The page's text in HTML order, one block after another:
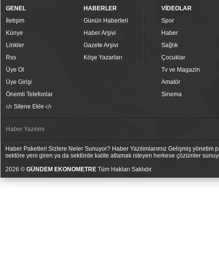
GENEL
İletişim
Künye
Linkler
Rss
Üye Ol
Üye Girişi
Önemli Telefonlar
Sitene Ekle
HABERLER
Günün Haberleri
Haber Arşivi
Gazete Arşivi
Köşe Yazarları
VİDEOLAR
Spor
Haber
Sağlık
Çocuklar
Tv ve Magazin
Amatör
Sinema
Haber Yazılımı
Haber Paketleri Sizlere Neler Sunuyor? Haber Yazılımlarımız Gelişmiş
sektöre yeni giren ya da sektörde kalite atlamak isteyen herkese çözümler
2026 © GÜNDEM EKONOMETRE Tüm Hakları Saklıdır.